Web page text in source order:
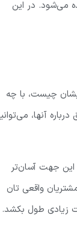
می‌شود. در این
چیست، با چه
آنها،
این جهت آسان‌تر
واقعی تان
زیادی طول بکشد.